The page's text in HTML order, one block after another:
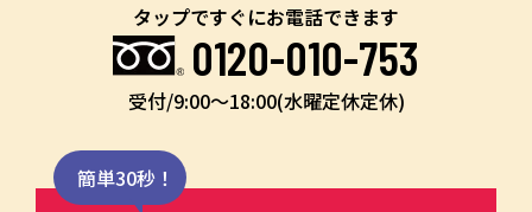
タップですぐにお電話できます
0120-010-753
受付/9:00〜18:00(水曜定休定休)
簡単30秒！